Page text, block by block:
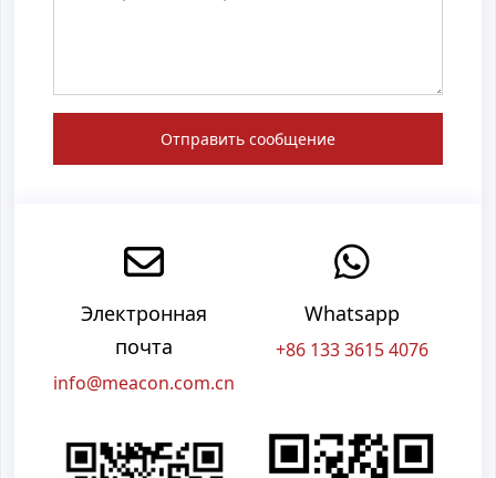
Отправить сообщение
Электронная
почта
info@meacon.com.cn
Whatsapp
+86 133 3615 4076